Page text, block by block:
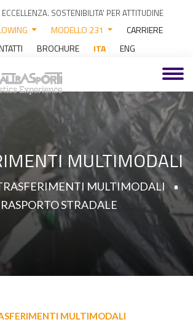
SOSTENIBILITA' PER ATTITUDINE
MODELLO 231
CARRIERE
BROCHURE ITA ENG
MULTIMODALI
MULTIMODALI
STRADALE
MULTIMODALI